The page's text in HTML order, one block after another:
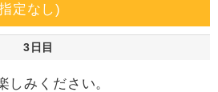
定なし)
3日目
しみください。